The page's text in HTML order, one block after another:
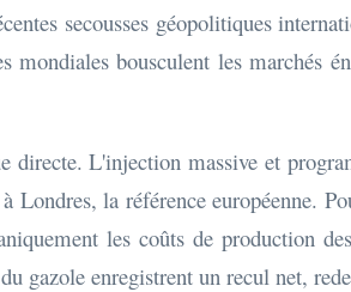
secousses géopolitiques
mondiales bousculent les marchés
directe. L'injection massive et
Londres, la référence européenne.
les coûts de production
gazole enregistrent un recul net,